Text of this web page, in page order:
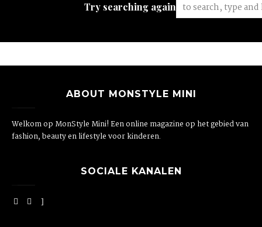
Try searching again:
ABOUT MONSTYLE MINI
Welkom op MonStyle Mini! Een online magazine op het gebied van
fashion, beauty en lifestyle voor kinderen.
SOCIALE KANALEN